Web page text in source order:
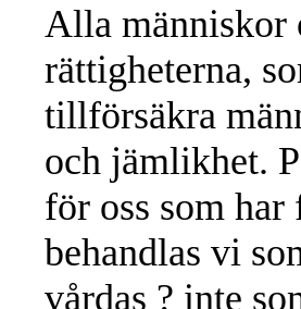
Alla människor
rättigheterna,
tillförsäkra
och jämlikhet.
för oss som
behandlas vi
vårdas ? inte